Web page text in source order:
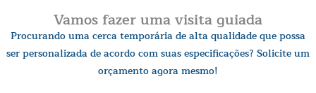
Vamos fazer uma visita guiada
Procurando uma cerca temporária de alta qualidade que possa
ser personalizada de acordo com suas especificações? Solicite um
orçamento agora mesmo!